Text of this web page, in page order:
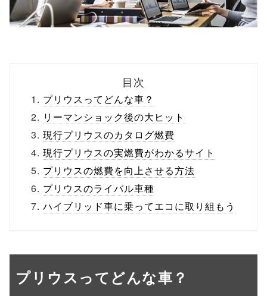
目次
プリウスってどんな車？
リーマンショック後の大ヒット
現行プリウスのカタログ燃費
現行プリウスの実燃費がわかるサイト
プリウスの燃費を向上させる方法
プリウスのライバル車種
ハイブリッド車に乗ってエコに取り組もう
プリウスってどんな車？